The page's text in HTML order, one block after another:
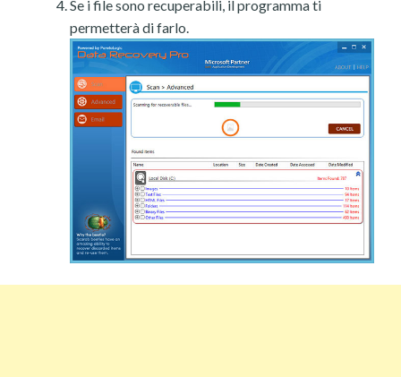
Se i file sono recuperabili, il programma ti
permetterà di farlo.